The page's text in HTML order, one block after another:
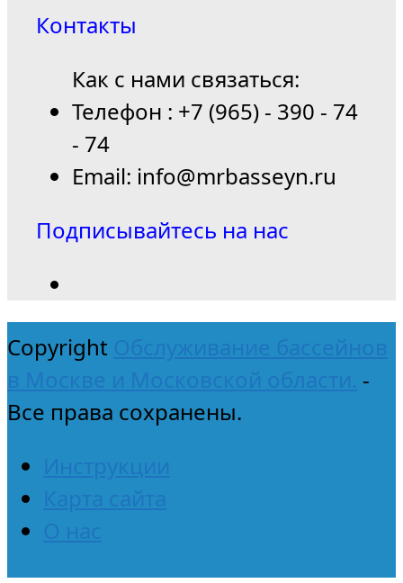
Контакты
Как с нами связаться:
Телефон : +7 (965) - 390 - 74
- 74
Email: info@mrbasseyn.ru
Подписывайтесь на нас
Copyright Обслуживание бассейнов
в Москве и Московской области. -
Все права сохранены.
Инструкции
Карта сайта
О нас